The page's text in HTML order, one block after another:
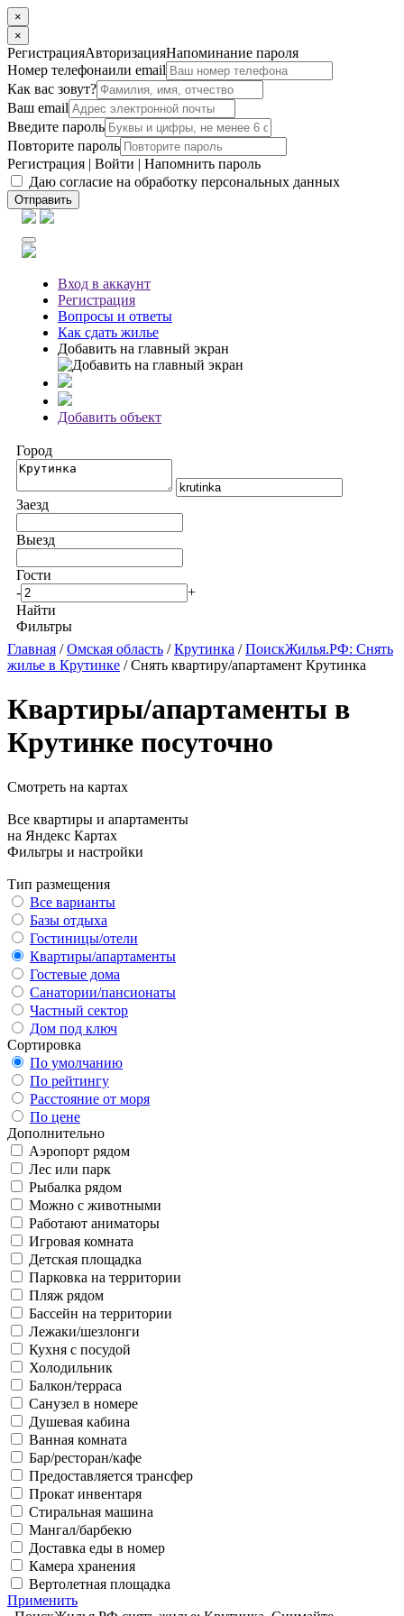
×
×
РегистрацияАвторизацияНапоминание пароля
Номер телефонаили email
Как вас зовут?
Ваш email
Введите пароль
Повторите пароль
Регистрация | Войти | Напомнить пароль
Даю согласие на обработку персональных данных
Отправить
Вход в аккаунт
Регистрация
Вопросы и ответы
Как сдать жилье
Добавить на главный экран
Добавить объект
Город
Заезд
Выезд
Гости
-
+
Найти
Фильтры
Главная /Омская область /Крутинка /ПоискЖилья.РФ: Снять
жилье в Крутинке / Снять квартиру/апартамент Крутинка
Квартиры/апартаменты в
Крутинке посуточно
Смотреть на картах
Все квартиры и апартаменты
на Яндекс Картах
Фильтры и настройки
Тип размещения
Все варианты
Базы отдыха
Гостиницы/отели
Квартиры/апартаменты
Гостевые дома
Санатории/пансионаты
Частный сектор
Дом под ключ
Сортировка
По умолчанию
По рейтингу
Расстояние от моря
По цене
Дополнительно
Аэропорт рядом
Лес или парк
Рыбалка рядом
Можно с животными
Работают аниматоры
Игровая комната
Детская площадка
Парковка на территории
Пляж рядом
Бассейн на территории
Лежаки/шезлонги
Кухня с посудой
Холодильник
Балкон/терраса
Санузел в номере
Душевая кабина
Ванная комната
Бар/ресторан/кафе
Предоставляется трансфер
Прокат инвентаря
Стиральная машина
Мангал/барбекю
Доставка еды в номер
Камера хранения
Вертолетная площадка
Применить